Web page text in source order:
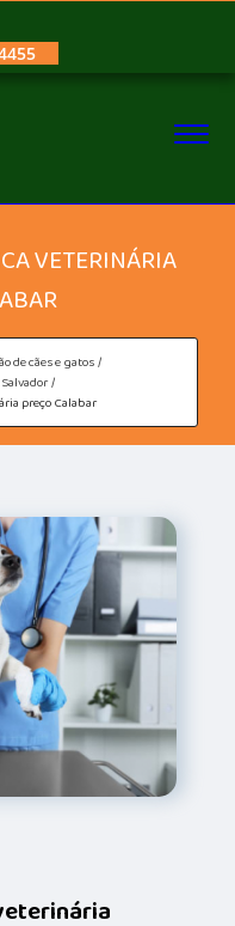
VETERINÁRIA
de cães e gatos
preço Calabar